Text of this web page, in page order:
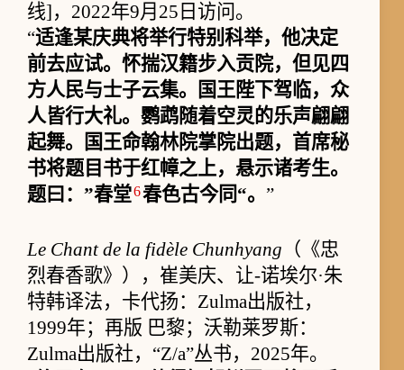
线]，2022年9月25日访问。
“适逢某庆典将举行特别科举，他决定
前去应试。怀揣汉籍步入贡院，但见四
方人民与士子云集。国王陛下驾临，众
人皆行大礼。鹦鹉随着空灵的乐声翩翩
起舞。国王命翰林院掌院出题，首席秘
书将题目书于红幛之上，悬示诸考生。
题曰：”春堂6春色古今同“。 ”
Le Chant de la fidèle Chunhyang （《忠
烈春香歌》），崔美庆、让-诺埃尔·朱
特韩译法，卡代扬：Zulma出版社，
1999年；再版 巴黎；沃勒莱罗斯：
Zulma出版社，“Z/a”丛书，2025年。